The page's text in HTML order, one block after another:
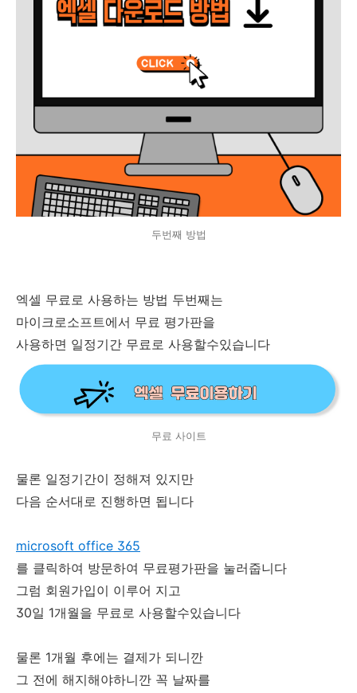
두번째 방법
엑셀 무료로 사용하는 방법 두번째는
마이크로소프트에서 무료 평가판을
사용하면 일정기간 무료로 사용할수있습니다
무료 사이트
물론 일정기간이 정해져 있지만
다음 순서대로 진행하면 됩니다
microsoft office 365
를 클릭하여 방문하여 무료평가판을 눌러줍니다
그럼 회원가입이 이루어 지고
30일 1개월을 무료로 사용할수있습니다
물론 1개월 후에는 결제가 되니깐
그 전에 해지해야하니깐 꼭 날짜를